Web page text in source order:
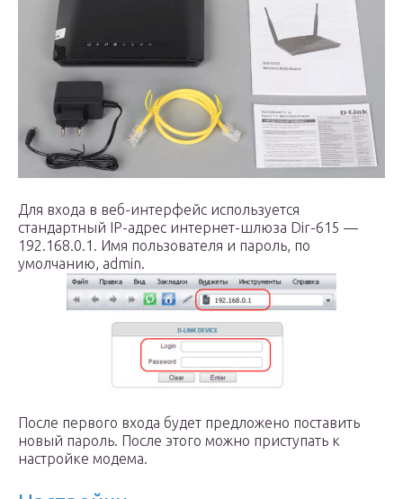
Для входа в веб-интерфейс используется
стандартный IP-адрес интернет-шлюза Dir-615 —
192.168.0.1. Имя пользователя и пароль, по
умолчанию, admin.
После первого входа будет предложено поставить
новый пароль. После этого можно приступать к
настройке модема.